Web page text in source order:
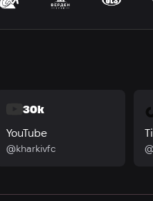
30k
YouTube
@kharkivfc